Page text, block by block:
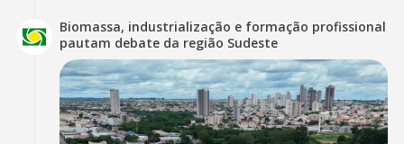
Biomassa, industrialização e formação profissional
pautam debate da região Sudeste